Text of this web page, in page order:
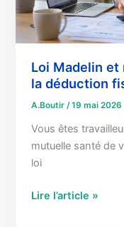
Loi Madelin et
la déduction
A.Boutir/19 mai 2026
Vous êtes
mutuelle santé de
loi
de
la
déduction
fiscale
2026
Lire l’article »